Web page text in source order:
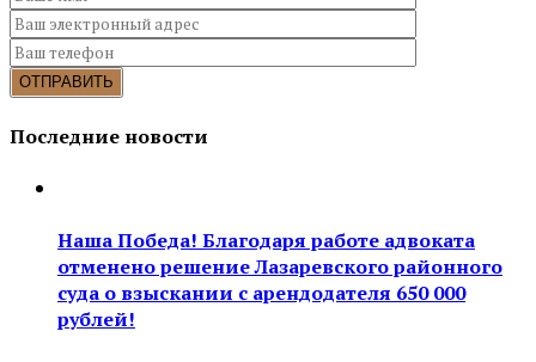
Последние новости
Наша Победа! Благодаря работе адвоката
отменено решение Лазаревского районного
суда о взыскании с арендодателя 650 000
рублей!